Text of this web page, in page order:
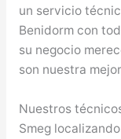
un servicio
Benidorm con
su negocio
son nuestra
Nuestros
Smeg